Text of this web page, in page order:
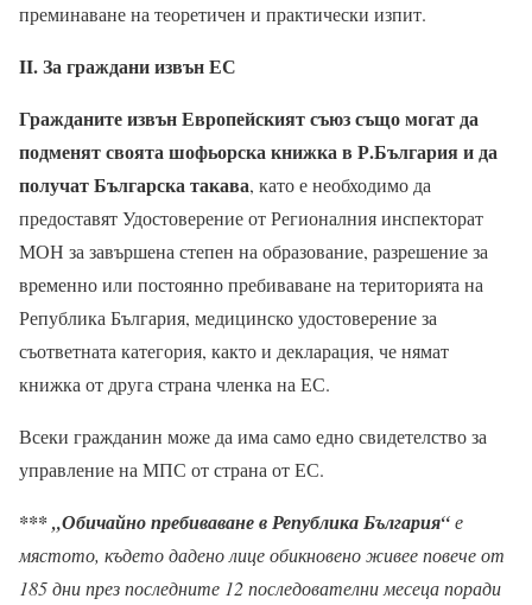
преминаване на теоретичен и практически изпит.
II. За граждани извън ЕС
Гражданите извън Европейският съюз също могат да
подменят своята шофьорска книжка в Р.България и да
получат Българска такава, като е необходимо да
предоставят Удостоверение от Регионалния инспекторат
МОН за завършена степен на образование, разрешение за
временно или постоянно пребиваване на територията на
Република България, медицинско удостоверение за
съответната категория, както и декларация, че нямат
книжка от друга страна членка на ЕС.
Всеки гражданин може да има само едно свидетелство за
управление на МПС от страна от ЕС.
*** „Обичайно пребиваване в Република България“е
мястото, където дадено лице обикновено живее повече от
185 дни през последните 12 последователни месеца поради